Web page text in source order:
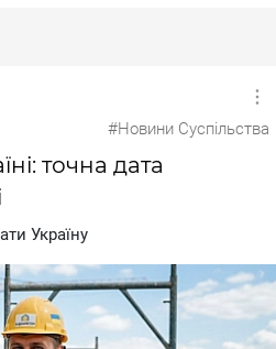
#Новини Суспільства
точна дата
Укpaїну